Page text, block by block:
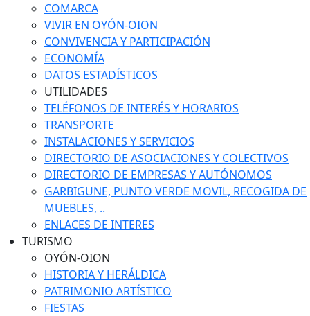
COMARCA
VIVIR EN OYÓN-OION
CONVIVENCIA Y PARTICIPACIÓN
ECONOMÍA
DATOS ESTADÍSTICOS
UTILIDADES
TELÉFONOS DE INTERÉS Y HORARIOS
TRANSPORTE
INSTALACIONES Y SERVICIOS
DIRECTORIO DE ASOCIACIONES Y COLECTIVOS
DIRECTORIO DE EMPRESAS Y AUTÓNOMOS
GARBIGUNE, PUNTO VERDE MOVIL, RECOGIDA DE
MUEBLES, ..
ENLACES DE INTERES
TURISMO
OYÓN-OION
HISTORIA Y HERÁLDICA
PATRIMONIO ARTÍSTICO
FIESTAS